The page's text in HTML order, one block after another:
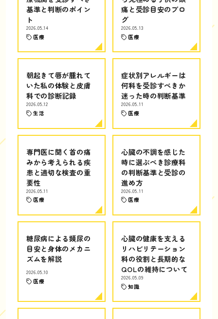
基準と判断のポイン
ト
2026.05.14
医療
痛と受診目安のブロ
グ
2026.05.13
医療
朝起きて唇が腫れて
いた私の体験と皮膚
科での診断記録
2026.05.12
生活
症状別アレルギーは
何科を受診すべきか
迷った時の判断基準
2026.05.11
医療
専門医に聞く首の痛
みから考えられる疾
患と適切な検査の重
要性
2026.05.11
医療
心臓の不調を感じた
時に選ぶべき診療科
の判断基準と受診の
進め方
2026.05.11
医療
糖尿病による頻尿の
目安と身体のメカニ
ズムを解説
2026.05.10
医療
心臓の健康を支える
リハビリテーション
科の役割と長期的な
QOLの維持について
2026.05.09
知識